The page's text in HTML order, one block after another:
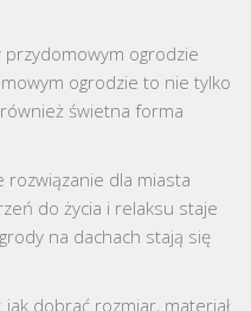
przydomowym ogrodzie
ogrodzie to nie tylko
świetna forma
rozwiązanie dla miasta
do życia i relaksu staje
na dachach stają się
dobrać rozmiar, materiał